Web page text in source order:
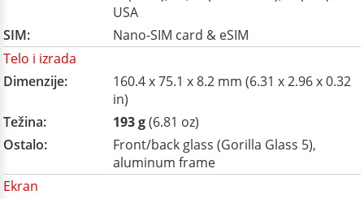
USA
SIM:
Nano-SIM card & eSIM
Telo i izrada
Dimenzije:
160.4 x 75.1 x 8.2 mm (6.31 x 2.96 x 0.32
in)
Težina:
193 g(6.81 oz)
Ostalo:
Front/back glass (Gorilla Glass 5),
aluminum frame
Ekran